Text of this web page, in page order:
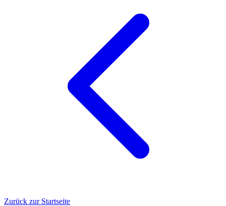
Zurück zur Startseite